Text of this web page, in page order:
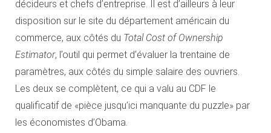
décideurs et chefs d’entreprise. Il est d’ailleurs à leur
disposition sur le site du département américain du
commerce, aux côtés du Total Cost of Ownership
Estimator, l’outil qui permet d’évaluer la trentaine de
paramètres, aux côtés du simple salaire des ouvriers.
Les deux se complètent, ce qui a valu au CDF le
qualificatif de «pièce jusqu’ici manquante du puzzle» par
les économistes d’Obama.